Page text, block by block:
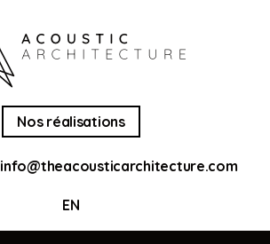
Nos réalisations
info@theacousticarchitecture.com
EN